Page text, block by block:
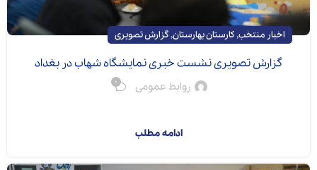
اخبار منتخب, کارستان بهارستان, گزارش تصویری
گزارش تصویری نشست خبری نمایشگاه شهاب در بغداد
روابط عمومی 0
ادامه مطلب